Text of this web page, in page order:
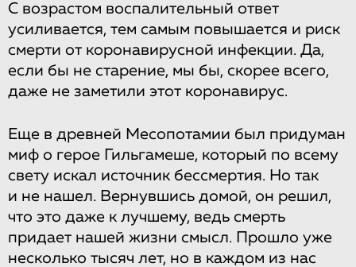
С возрастом воспалительный ответ
усиливается, тем самым повышается и риск
смерти от коронавирусной инфекции. Да,
если бы не старение, мы бы, скорее всего,
даже не заметили этот коронавирус.
Еще в древней Месопотамии был придуман
миф о герое Гильгамеше, который по всему
свету искал источник бессмертия. Но так
и не нашел. Вернувшись домой, он решил,
что это даже к лучшему, ведь смерть
придает нашей жизни смысл. Прошло уже
несколько тысяч лет, но в каждом из нас